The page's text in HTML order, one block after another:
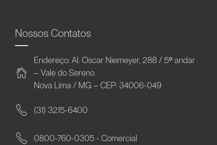
Nossos Contatos
Endereço: Al. Oscar Niemeyer, 288 / 5º andar
– Vale do Sereno
Nova Lima / MG – CEP: 34006-049
(31) 3215-6400
0800-760-0305 - Comercial